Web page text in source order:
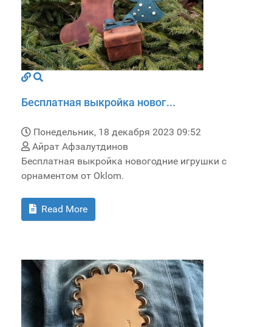
Бесплатная выкройка новог...
Понедельник, 18 декабря 2023 09:52
Айрат Афзалутдинов
Бесплатная выкройка новогодние игрушки с
орнаментом от Oklom.
Read More